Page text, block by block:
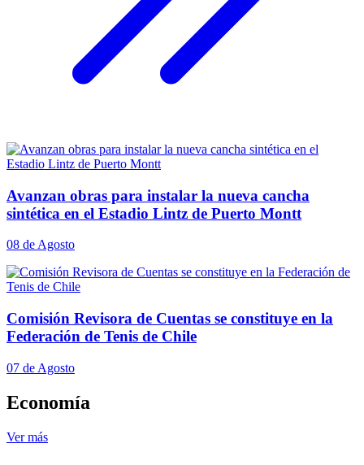
Avanzan obras para instalar la nueva cancha
sintética en el Estadio Lintz de Puerto Montt
08 de Agosto
Comisión Revisora de Cuentas se constituye en la
Federación de Tenis de Chile
07 de Agosto
Economía
Ver más